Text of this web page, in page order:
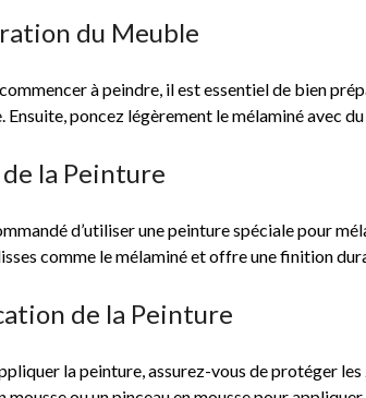
du Meuble
à peindre, il est essentiel de bien
Ensuite, poncez légèrement le mélaminé avec
la Peinture
d’utiliser une peinture spéciale pour
comme le mélaminé et offre une finition
de la Peinture
la peinture, assurez-vous de protéger